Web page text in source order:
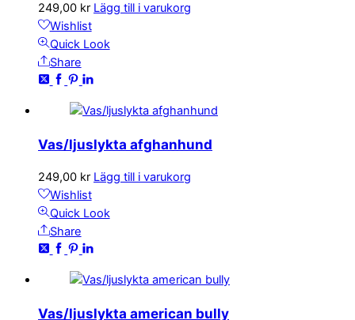
249,00 kr Lägg till i varukorg
Wishlist
Quick Look
Share
Vas/ljuslykta afghanhund
249,00 kr Lägg till i varukorg
Wishlist
Quick Look
Share
Vas/ljuslykta american bully